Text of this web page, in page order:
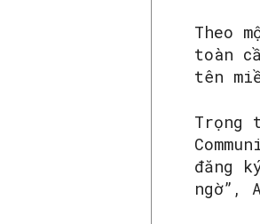
Theo
toàn
tên
Trọng
đăng
ngờ”,